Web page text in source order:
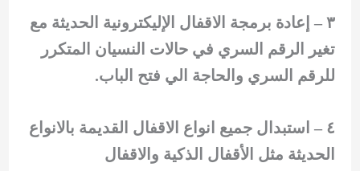
٣ – إعادة برمجة الاقفال الإليكترونية الحديثة مع
تغير الرقم السري في حالات النسيان المتكرر
للرقم السري والحاجة الي فتح الباب.
٤ – استبدال جميع انواع الاقفال القديمة بالانواع
الحديثة مثل الأقفال الذكية والاقفال